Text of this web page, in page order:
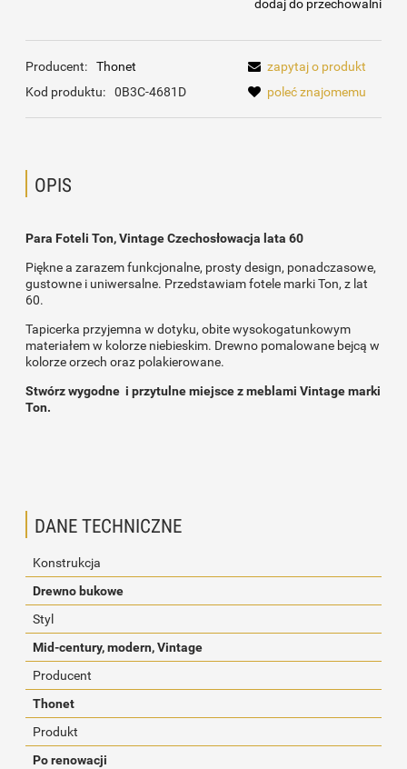
dodaj do przechowalni
Producent:
Thonet
Kod produktu:
0B3C-4681D
zapytaj o produkt
poleć znajomemu
OPIS
Para Foteli Ton, Vintage Czechosłowacja lata 60
Piękne a zarazem funkcjonalne, prosty design, ponadczasowe,
gustowne i uniwersalne. Przedstawiam fotele marki Ton, z lat
60.
Tapicerka przyjemna w dotyku, obite wysokogatunkowym
materiałem w kolorze niebieskim. Drewno pomalowane bejcą w
kolorze orzech oraz polakierowane.
Stwórz wygodne i przytulne miejsce z meblami Vintage marki
Ton.
DANE TECHNICZNE
Konstrukcja
Drewno bukowe
Styl
Mid-century, modern, Vintage
Producent
Thonet
Produkt
Po renowacji